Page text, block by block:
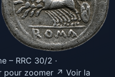
– RRC 30/2 ·
zoomer ↗ Voir la